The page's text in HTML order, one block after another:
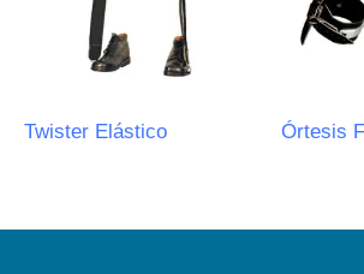
Twister Elástico Órtesis